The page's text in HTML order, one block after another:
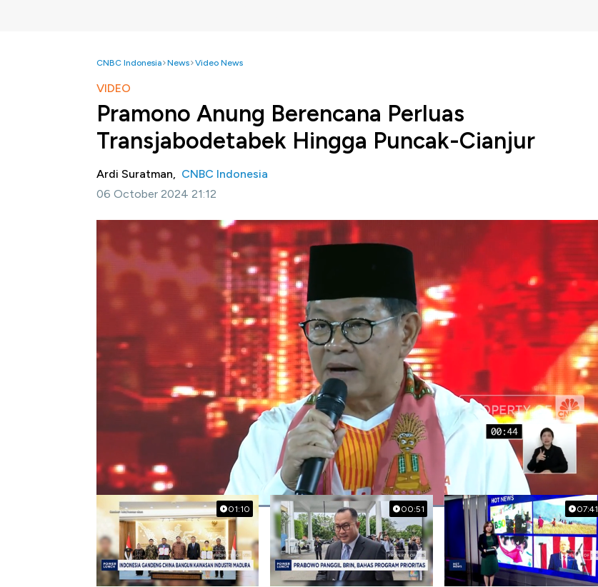
CNBC Indonesia News Video News
VIDEO
Pramono Anung Berencana Perluas
Transjabodetabek Hingga Puncak-Cianjur
Ardi Suratman, CNBC Indonesia
06 October 2024 21:12
Jakarta, CNBC Indonesia -Pramono Anung berencana memperluas jangkauan transjabodetabek
hingga Puncak dan Cianjur untuk mengatasi kemacetan di DKI Jakarta.
Mantan Sekertaris Kabinet 2014-2024 ini menargetkan mengurangi jumlah kendaraan pribadi yang
masuk ke DKI Jakarta.
#pramono anung #pramono rano #calon gubernur
Popular Videos
01:10 00:51 07:41